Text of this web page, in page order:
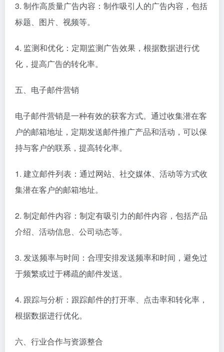
3. 制作高质量广告内容：制作吸引人的广告内容，包括
标题、图片、视频等。
4. 监测和优化：定期监测广告效果，根据数据进行优
化，提高广告的转化率。
五、电子邮件营销
电子邮件营销是一种有效的获客方式。通过收集潜在客
户的邮箱地址，定期发送邮件推广产品和活动，可以保
持与客户的联系，提高转化率。
1. 建立邮件列表：通过网站、社交媒体、活动等方式收
集潜在客户的邮箱地址。
2. 制定邮件内容：制定有吸引力的邮件内容，包括产品
介绍、活动信息、公司动态等。
3. 发送频率与时间：合理安排发送频率和时间，避免过
于频繁或过于稀疏的邮件发送。
4. 跟踪与分析：跟踪邮件的打开率、点击率和转化率，
根据数据进行优化。
六、行业合作与资源整合